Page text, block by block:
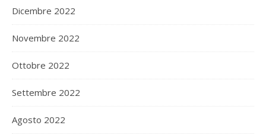
Dicembre 2022
Novembre 2022
Ottobre 2022
Settembre 2022
Agosto 2022